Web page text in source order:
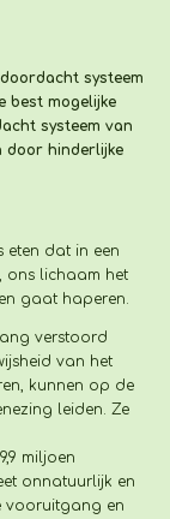
systeem
best mogelijke
systeem van
door hinderlijke
eten dat in een
ons lichaam het
gaat haperen.
verstoord
van het
kunnen op de
leiden. Ze
miljoen
onnatuurlijk en
vooruitgang en